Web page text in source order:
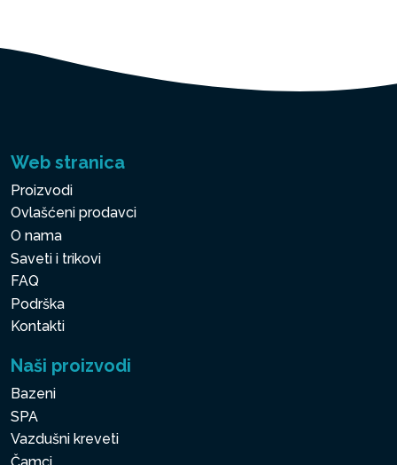
Web stranica
Proizvodi
Ovlašćeni prodavci
O nama
Saveti i trikovi
FAQ
Podrška
Kontakti
Naši proizvodi
Bazeni
SPA
Vazdušni kreveti